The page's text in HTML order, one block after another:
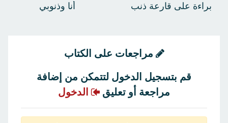
براءة على قارعة ذنب أنا وذنوبي
مراجعات على الكتاب
قم بتسجيل الدخول لتتمكن من إضافة
مراجعة أو تعليق
الدخول